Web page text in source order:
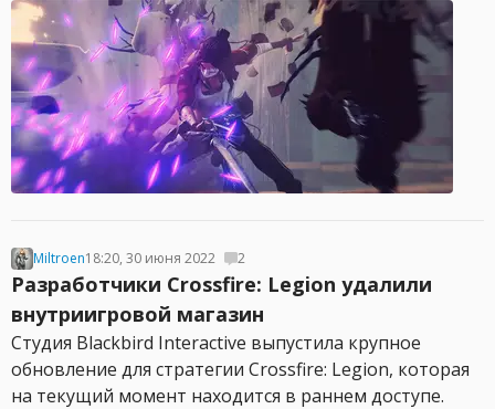
Miltroen18:20, 30 июня 2022 2
Разработчики Crossfire: Legion удалили
внутриигровой магазин
Студия Blackbird Interactive выпустила крупное
обновление для стратегии Crossfire: Legion, которая
на текущий момент находится в раннем доступе.